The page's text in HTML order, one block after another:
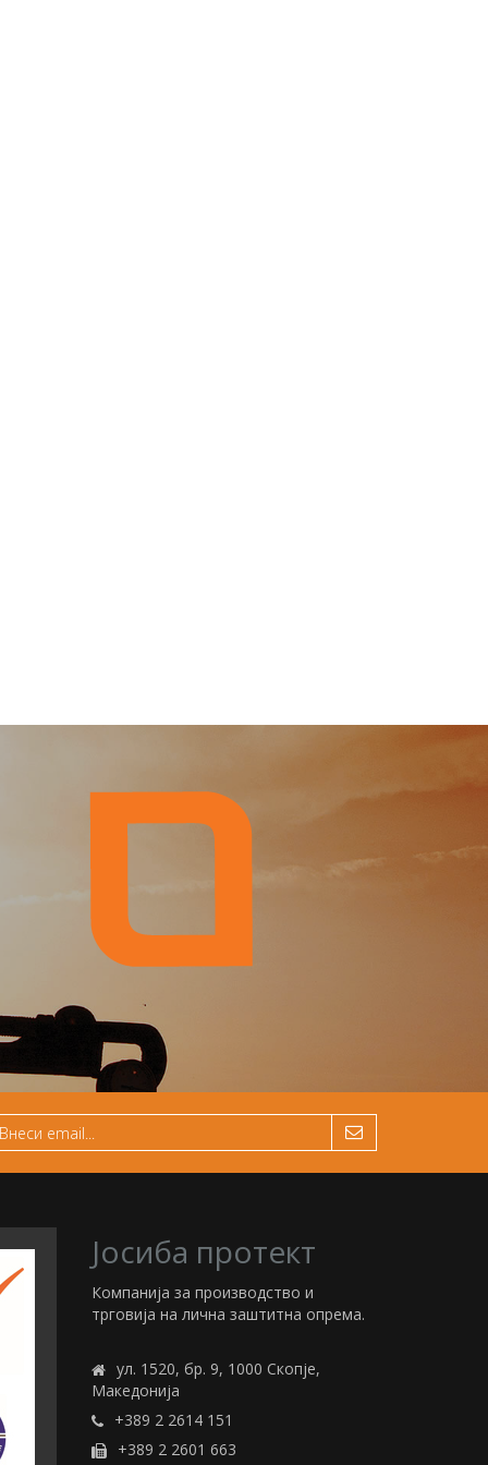
Јосиба протект
Компанија за производство и
трговија на лична заштитна опрема.
ул. 1520, бр. 9, 1000 Скопје,
Македонија
+389 2 2614 151
+389 2 2601 663